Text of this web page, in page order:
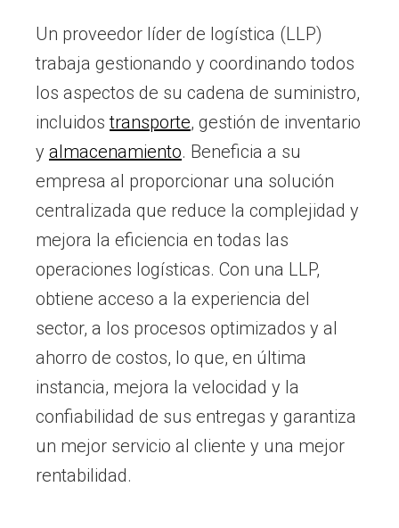
Un proveedor líder de logística (LLP)
trabaja gestionando y coordinando todos
los aspectos de su cadena de suministro,
incluidostransporte, gestión de inventario
y almacenamiento. Beneficia a su
empresa al proporcionar una solución
centralizada que reduce la complejidad y
mejora la eficiencia en todas las
operaciones logísticas. Con una LLP,
obtiene acceso a la experiencia del
sector, a los procesos optimizados y al
ahorro de costos, lo que, en última
instancia, mejora la velocidad y la
confiabilidad de sus entregas y garantiza
un mejor servicio al cliente y una mejor
rentabilidad.